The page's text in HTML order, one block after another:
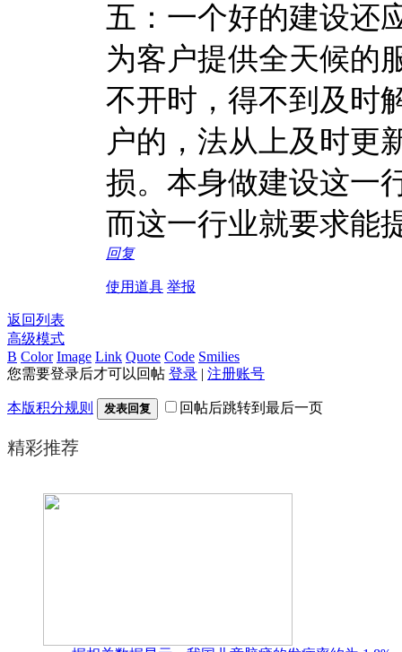
五：一个好的建设还
为客户提供全天候的
不开时，得不到及时
户的，法从上及时更
损。本身做建设这一
而这一行业就要求能
回复
使用道具 举报
返回列表
高级模式
B Color Image Link Quote Code Smilies
您需要登录后才可以回帖 登录 | 注册账号
本版积分规则 发表回复 回帖后跳转到最后一页
精彩推荐